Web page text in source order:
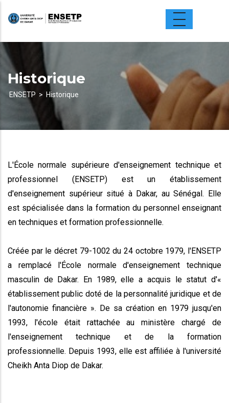
principal
Historique
d'Ariane
ENSETP Historique
L'École normale supérieure d'enseignement technique et
professionnel (ENSETP) est un établissement
d'enseignement supérieur situé à Dakar, au Sénégal. Elle
est spécialisée dans la formation du personnel enseignant
en techniques et formation professionnelle.
Créée par le décret 79-1002 du 24 octobre 1979, l'ENSETP
a remplacé l'École normale d'enseignement technique
masculin de Dakar. En 1989, elle a acquis le statut d'«
établissement public doté de la personnalité juridique et de
l'autonomie financière ». De sa création en 1979 jusqu'en
1993, l'école était rattachée au ministère chargé de
l'enseignement technique et de la formation
professionnelle. Depuis 1993, elle est affiliée à l'université
Cheikh Anta Diop de Dakar.